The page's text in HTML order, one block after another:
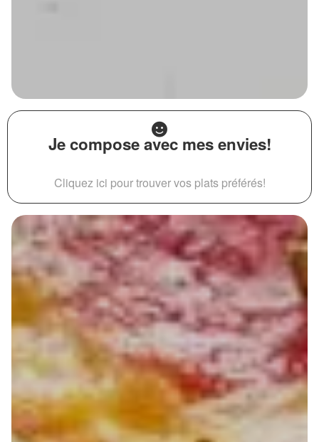
Je compose avec mes envies!
Cliquez ici pour trouver vos plats préférés!